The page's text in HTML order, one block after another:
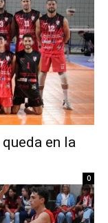
en la
0